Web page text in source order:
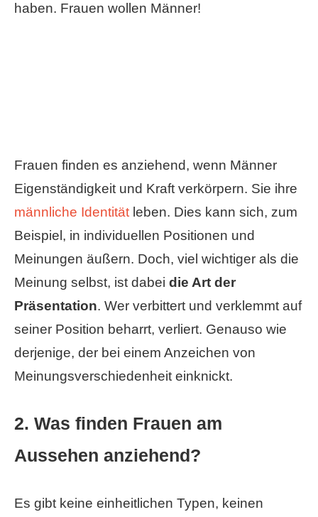
haben. Frauen wollen Männer!
Frauen finden es anziehend, wenn Männer
Eigenständigkeit und Kraft verkörpern. Sie ihre
männliche Identität leben. Dies kann sich, zum
Beispiel, in individuellen Positionen und
Meinungen äußern. Doch, viel wichtiger als die
Meinung selbst, ist dabei die Art der
Präsentation. Wer verbittert und verklemmt auf
seiner Position beharrt, verliert. Genauso wie
derjenige, der bei einem Anzeichen von
Meinungsverschiedenheit einknickt.
2. Was finden Frauen am
Aussehen anziehend?
Es gibt keine einheitlichen Typen, keinen